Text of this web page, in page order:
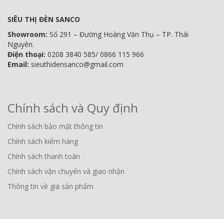
SIÊU THỊ ĐÈN SANCO
Showroom: Số 291 – Đường Hoàng Văn Thụ – TP. Thái
Nguyên.
Điện thoại: 0208 3840 585/ 0866 115 966
Email: sieuthidensanco@gmail.com
Chính sách và Quy định
Chính sách bảo mật thông tin
Chính sách kiểm hàng
Chính sách thanh toán
Chính sách vận chuyển và giao nhận
Thông tin về giá sản phẩm